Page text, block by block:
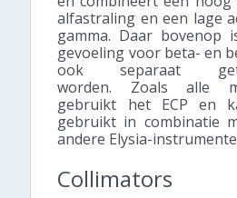
alfastraling en een lage
gamma. Daar bovenop
gevoeling voor beta- en
ook separaat
worden. Zoals alle
gebruikt het ECP en
gebruikt in combinatie
andere Elysia-
Collimators